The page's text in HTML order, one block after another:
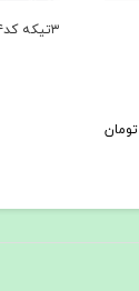
تومان
۳تیکه کد۷۵۵۴